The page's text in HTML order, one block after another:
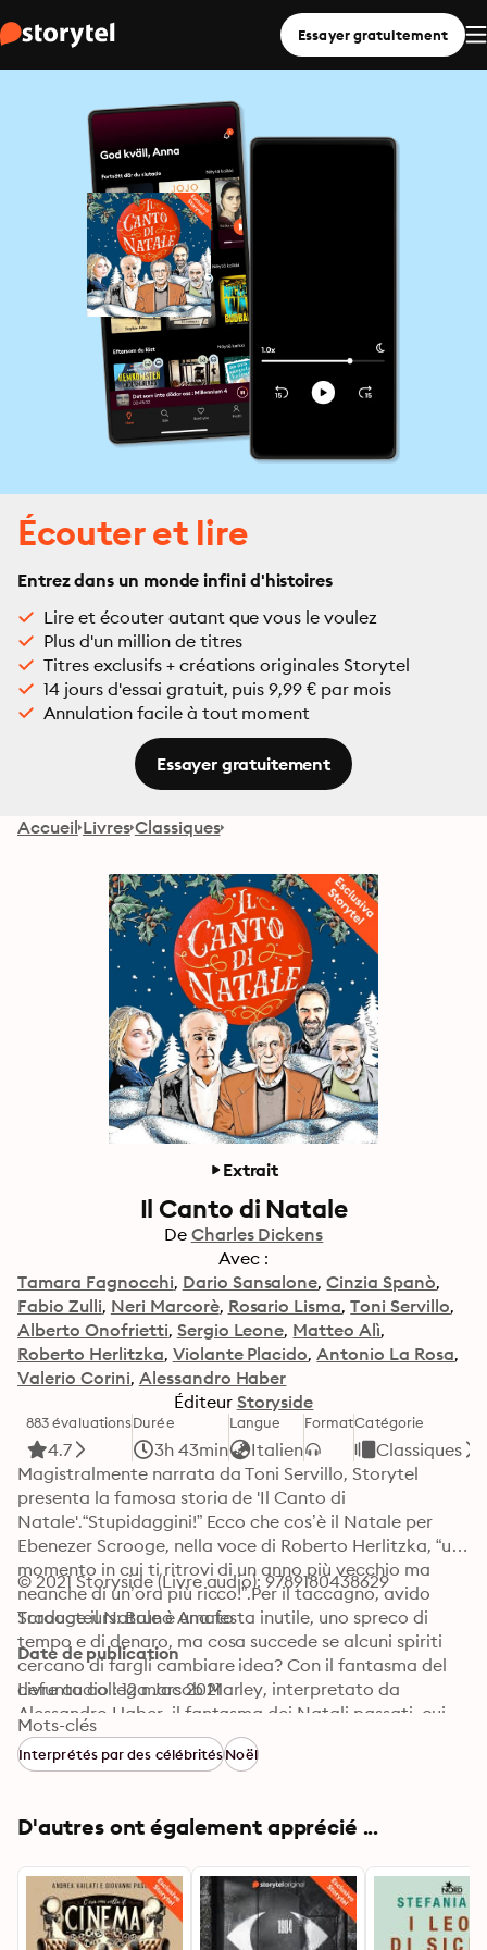
Essayer gratuitement
Écouter et lire
Entrez dans un monde infini d'histoires
Lire et écouter autant que vous le voulez
Plus d'un million de titres
Titres exclusifs + créations originales Storytel
14 jours d'essai gratuit, puis 9,99 € par mois
Annulation facile à tout moment
Essayer gratuitement
Accueil Livres Classiques
Extrait
Il Canto di Natale
De Charles Dickens
Avec :
Tamara Fagnocchi Dario Sansalone Cinzia Spanò
Fabio Zulli Neri Marcorè Rosario Lisma Toni Servillo
Alberto Onofrietti Sergio Leone Matteo Alì
Roberto Herlitzka Violante Placido Antonio La Rosa
Valerio Corini Alessandro Haber
Éditeur Storyside
883 évaluations
4.7
Durée
3h 43min
Langue
Italien
FormatCatégorie
Classiques
Magistralmente narrata da Toni Servillo, Storytel
presenta la famosa storia de 'Il Canto di
Natale'.“Stupidaggini!” Ecco che cos’è il Natale per
Ebenezer Scrooge, nella voce di Roberto Herlitzka, “un
momento in cui ti ritrovi di un anno più vecchio ma
neanche di un’ora più ricco!”.Per il taccagno, avido
Scrooge il Natale è una festa inutile, uno spreco di
tempo e di denaro, ma cosa succede se alcuni spiriti
cercano di fargli cambiare idea? Con il fantasma del
defunto collega Jacob Marley, interpretato da
Alessandro Haber, il fantasma dei Natali passati, cui
presta la voce Violante Placido, lo spirito del Natale
presente, impersonato da Neri Marcorè, e il silenzioso
spettatore i tristi natali della sua infanzia, lontano
che vive in povertà, ma felice di poter trascorrere il
Natale con i propri cari e quello futuro in cui la sua
morte non viene pianta da nessuno. Piano piano il
© 2021 Storyside (Livre audio): 9789180438629
Traducteurs: Bruno Amato
Date de publication
Livre audio : 12 mars 2021
Mots-clés
Interprétés par des célébritésNoël
D'autres ont également apprécié ...